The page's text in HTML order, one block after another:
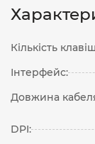
Кількість
Інтерфейс:
Довжина
DPI: